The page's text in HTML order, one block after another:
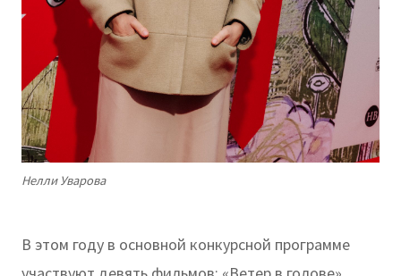
Нелли Уварова
В этом году в основной конкурсной программе